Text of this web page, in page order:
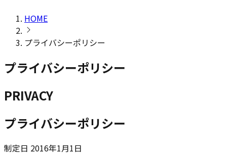
HOME
プライバシーポリシー
プライバシーポリシー
PRIVACY
プライバシーポリシー
制定日 2016年1月1日